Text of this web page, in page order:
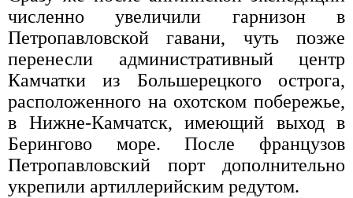
численно увеличили гарнизон в
Петропавловской гавани, чуть позже
перенесли административный центр
Камчатки из Большерецкого острога,
расположенного на охотском побережье,
в Нижне-Камчатск, имеющий выход в
Берингово море. После французов
Петропавловский порт дополнительно
укрепили артиллерийским редутом.